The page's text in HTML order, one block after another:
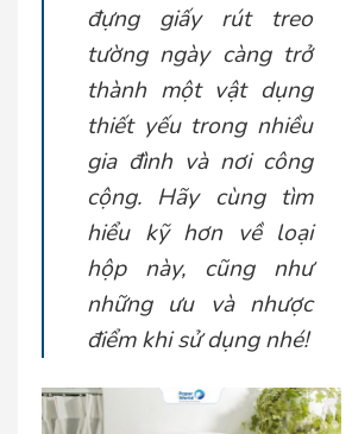
đựng giấy rút treo
tường ngày càng trở
thành một vật dụng
thiết yếu trong nhiều
gia đình và nơi công
cộng. Hãy cùng tìm
hiểu kỹ hơn về loại
hộp này, cũng như
những ưu và nhược
điểm khi sử dụng nhé!